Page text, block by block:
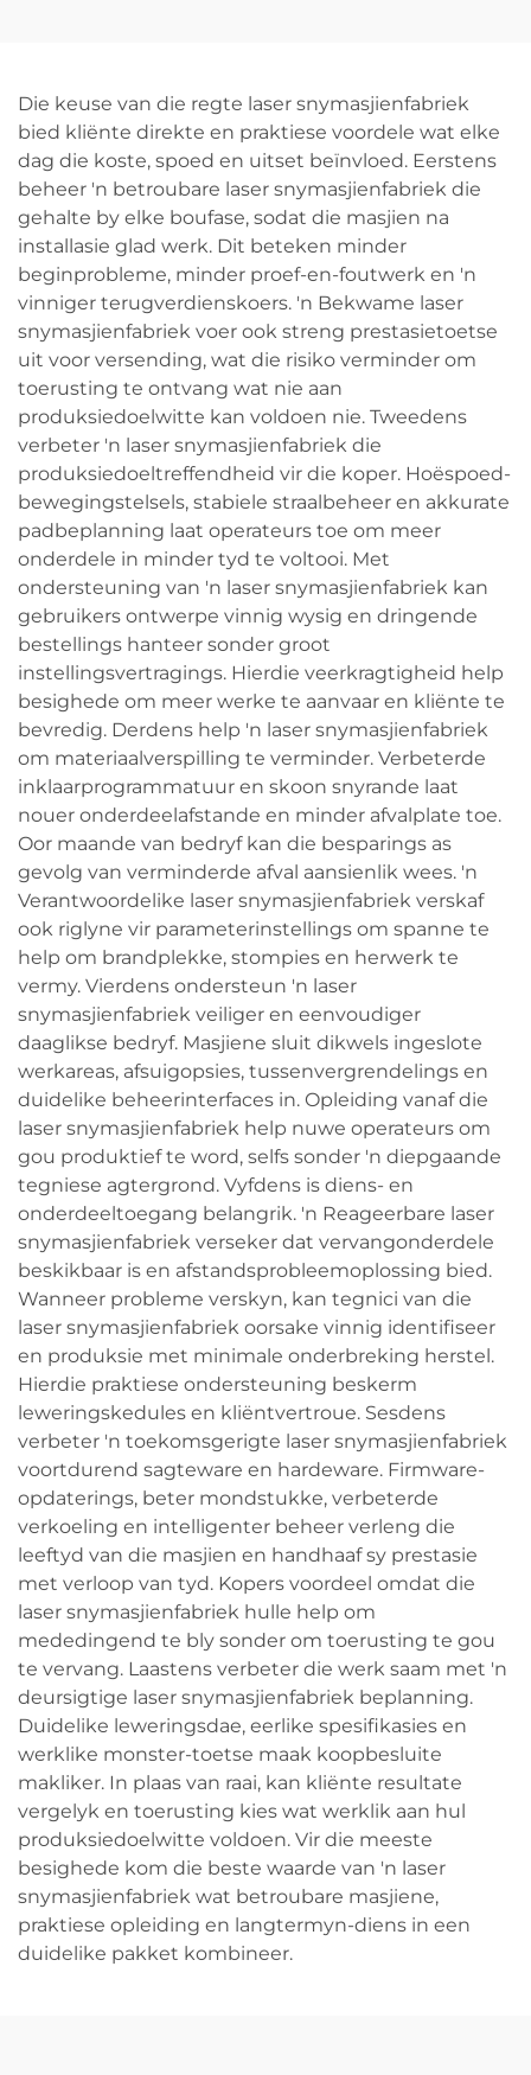
Die keuse van die regte laser snymasjienfabriek
bied kliënte direkte en praktiese voordele wat elke
dag die koste, spoed en uitset beïnvloed. Eerstens
beheer 'n betroubare laser snymasjienfabriek die
gehalte by elke boufase, sodat die masjien na
installasie glad werk. Dit beteken minder
beginprobleme, minder proef-en-foutwerk en 'n
vinniger terugverdienskoers. 'n Bekwame laser
snymasjienfabriek voer ook streng prestasietoetse
uit voor versending, wat die risiko verminder om
toerusting te ontvang wat nie aan
produksiedoelwitte kan voldoen nie. Tweedens
verbeter 'n laser snymasjienfabriek die
produksiedoeltreffendheid vir die koper. Hoëspoed-
bewegingstelsels, stabiele straalbeheer en akkurate
padbeplanning laat operateurs toe om meer
onderdele in minder tyd te voltooi. Met
ondersteuning van 'n laser snymasjienfabriek kan
gebruikers ontwerpe vinnig wysig en dringende
bestellings hanteer sonder groot
instellingsvertragings. Hierdie veerkragtigheid help
besighede om meer werke te aanvaar en kliënte te
bevredig. Derdens help 'n laser snymasjienfabriek
om materiaalverspilling te verminder. Verbeterde
inklaarprogrammatuur en skoon snyrande laat
nouer onderdeelafstande en minder afvalplate toe.
Oor maande van bedryf kan die besparings as
gevolg van verminderde afval aansienlik wees. 'n
Verantwoordelike laser snymasjienfabriek verskaf
ook riglyne vir parameterinstellings om spanne te
help om brandplekke, stompies en herwerk te
vermy. Vierdens ondersteun 'n laser
snymasjienfabriek veiliger en eenvoudiger
daaglikse bedryf. Masjiene sluit dikwels ingeslote
werkareas, afsuigopsies, tussenvergrendelings en
duidelike beheerinterfaces in. Opleiding vanaf die
laser snymasjienfabriek help nuwe operateurs om
gou produktief te word, selfs sonder 'n diepgaande
tegniese agtergrond. Vyfdens is diens- en
onderdeeltoegang belangrik. 'n Reageerbare laser
snymasjienfabriek verseker dat vervangonderdele
beskikbaar is en afstandsprobleemoplossing bied.
Wanneer probleme verskyn, kan tegnici van die
laser snymasjienfabriek oorsake vinnig identifiseer
en produksie met minimale onderbreking herstel.
Hierdie praktiese ondersteuning beskerm
leweringskedules en kliëntvertroue. Sesdens
verbeter 'n toekomsgerigte laser snymasjienfabriek
voortdurend sagteware en hardeware. Firmware-
opdaterings, beter mondstukke, verbeterde
verkoeling en intelligenter beheer verleng die
leeftyd van die masjien en handhaaf sy prestasie
met verloop van tyd. Kopers voordeel omdat die
laser snymasjienfabriek hulle help om
mededingend te bly sonder om toerusting te gou
te vervang. Laastens verbeter die werk saam met 'n
deursigtige laser snymasjienfabriek beplanning.
Duidelike leweringsdae, eerlike spesifikasies en
werklike monster-toetse maak koopbesluite
makliker. In plaas van raai, kan kliënte resultate
vergelyk en toerusting kies wat werklik aan hul
produksiedoelwitte voldoen. Vir die meeste
besighede kom die beste waarde van 'n laser
snymasjienfabriek wat betroubare masjiene,
praktiese opleiding en langtermyn-diens in een
duidelike pakket kombineer.